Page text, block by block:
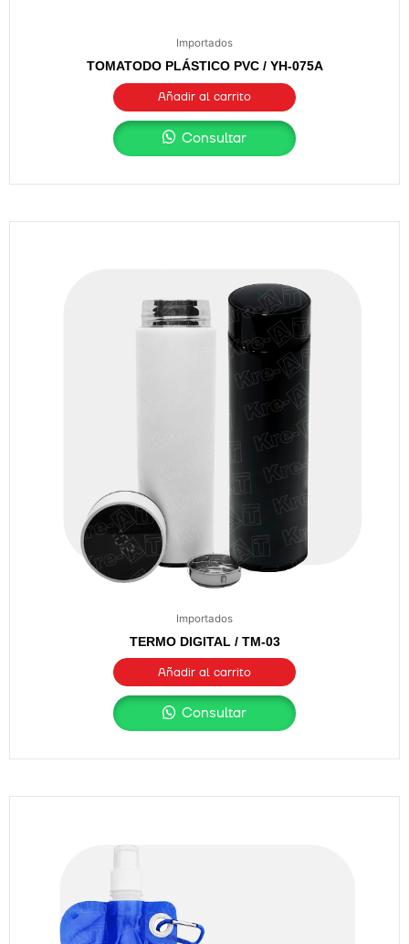
Importados
TOMATODO PLÁSTICO PVC / YH-075A
Añadir al carrito
Consultar
Importados
TERMO DIGITAL / TM-03
Añadir al carrito
Consultar